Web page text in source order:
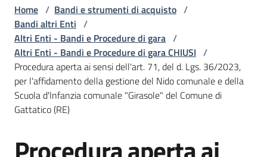
telematici
L'Agenzia
Bandi
strumenti
di
Home / Bandi e strumenti di acquisto /
Bandi altri Enti /
Altri Enti - Bandi e Procedure di gara /
Altri Enti - Bandi e Procedure di gara CHIUSI /
Procedura aperta ai sensi dell'art. 71, del d. Lgs. 36/2023,
per l'affidamento della gestione del Nido comunale e della
Scuola d'Infanzia comunale "Girasole" del Comune di
Gattatico (RE)
Salta al contenuto